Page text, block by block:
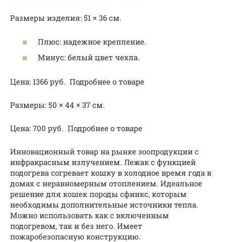
Размеры изделия: 51 × 36 см.
Плюс: надежное крепление.
Минус: белый цвет чехла.
Цена: 1366 руб. Подробнее о товаре
Размеры: 50 × 44 × 37 см.
Цена: 700 руб. Подробнее о товаре
Инновационный товар на рынке зоопродукции с
инфракрасным излучением. Лежак с функцией
подогрева согревает кошку в холодное время года в
домах с неравномерным отоплением. Идеальное
решение для кошек породы сфинкс, которым
необходимы дополнительные источники тепла.
Можно использовать как с включенным
подогревом, так и без него. Имеет
пожаробезопасную конструкцию.